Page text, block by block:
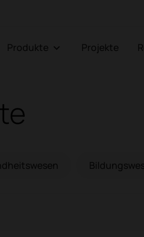
Produkte Projekte